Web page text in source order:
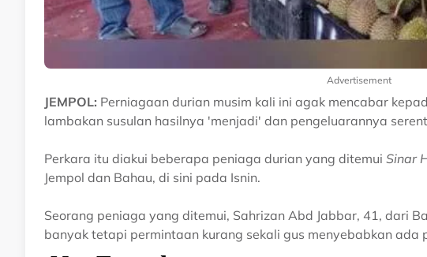
Advertisement
JEMPOL: Perniagaan durian musim kali ini agak mencabar
lambakan susulan hasilnya 'menjadi' dan pengeluarannya
Perkara itu diakui beberapa peniaga durian yang ditemui Sinar
Jempol dan Bahau, di sini pada Isnin.
Seorang peniaga yang ditemui, Sahrizan Abd Jabbar, 41, dari
banyak tetapi permintaan kurang sekali gus menyebabkan